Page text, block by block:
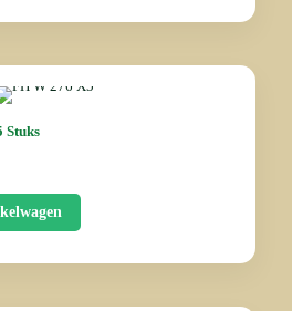
Stuks
4,00.